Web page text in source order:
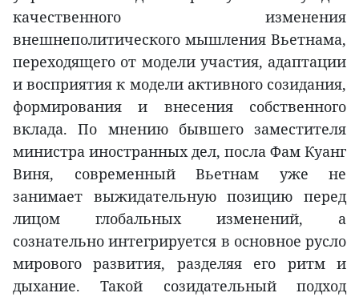
качественного изменения
внешнеполитического мышления Вьетнама,
переходящего от модели участия, адаптации
и восприятия к модели активного созидания,
формирования и внесения собственного
вклада. По мнению бывшего заместителя
министра иностранных дел, посла Фам Куанг
Виня, современный Вьетнам уже не
занимает выжидательную позицию перед
лицом глобальных изменений, а
сознательно интегрируется в основное русло
мирового развития, разделяя его ритм и
дыхание. Такой созидательный подход